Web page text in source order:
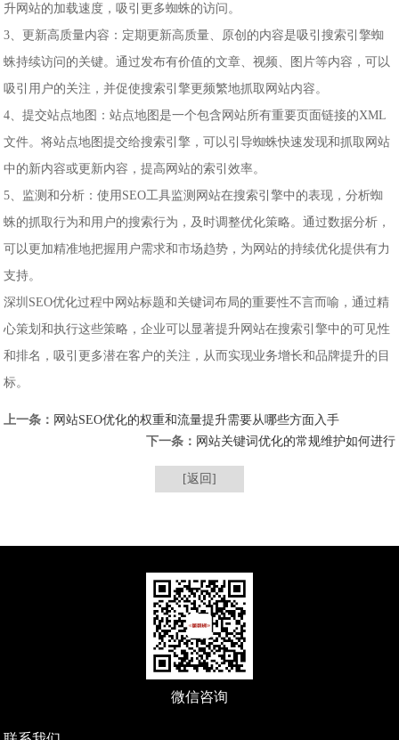
升网站的加载速度，吸引更多蜘蛛的访问。
3、更新高质量内容：定期更新高质量、原创的内容是吸引搜索引擎蜘
蛛持续访问的关键。通过发布有价值的文章、视频、图片等内容，可以
吸引用户的关注，并促使搜索引擎更频繁地抓取网站内容。
4、提交站点地图：站点地图是一个包含网站所有重要页面链接的XML
文件。将站点地图提交给搜索引擎，可以引导蜘蛛快速发现和抓取网站
中的新内容或更新内容，提高网站的索引效率。
5、监测和分析：使用SEO工具监测网站在搜索引擎中的表现，分析蜘
蛛的抓取行为和用户的搜索行为，及时调整优化策略。通过数据分析，
可以更加精准地把握用户需求和市场趋势，为网站的持续优化提供有力
支持。
深圳SEO优化过程中网站标题和关键词布局的重要性不言而喻，通过精
心策划和执行这些策略，企业可以显著提升网站在搜索引擎中的可见性
和排名，吸引更多潜在客户的关注，从而实现业务增长和品牌提升的目
标。
上一条： 网站SEO优化的权重和流量提升需要从哪些方面入手
下一条： 网站关键词优化的常规维护如何进行
[返回]
微信咨询